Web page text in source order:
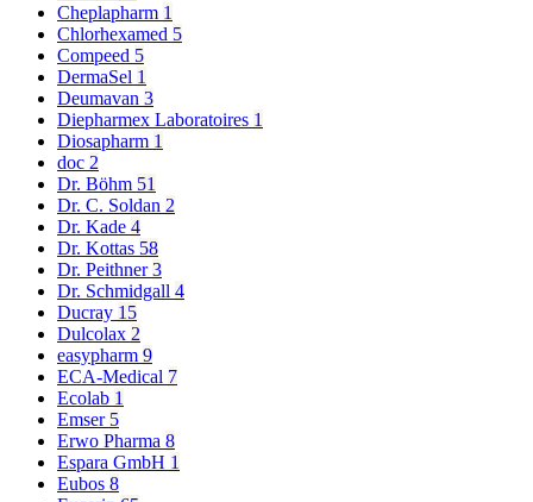
Cheplapharm 1
Chlorhexamed 5
Compeed 5
DermaSel 1
Deumavan 3
Diepharmex Laboratoires 1
Diosapharm 1
doc 2
Dr. Böhm 51
Dr. C. Soldan 2
Dr. Kade 4
Dr. Kottas 58
Dr. Peithner3
Dr. Schmidgall 4
Ducray 15
Dulcolax 2
easypharm 9
ECA-Medical 7
Ecolab 1
Emser 5
Erwo Pharma 8
Espara GmbH 1
Eubos 8